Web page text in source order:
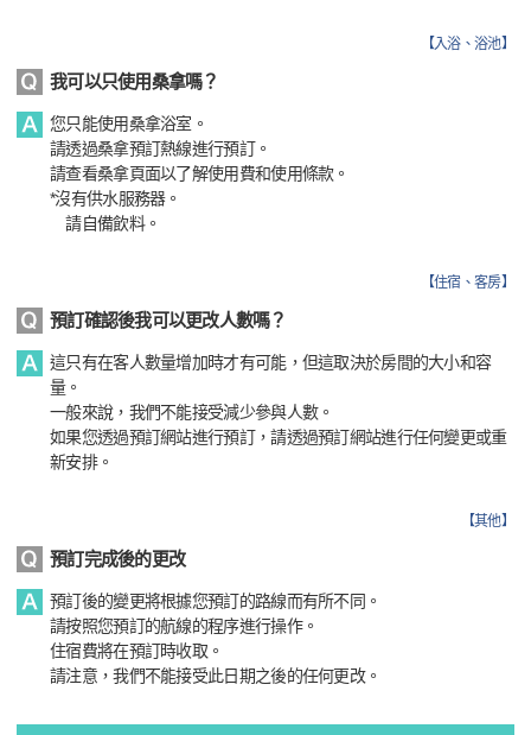
【入浴、浴池】
我可以只使用桑拿嗎？
您只能使用桑拿浴室。
請透過桑拿預訂熱線進行預訂。
請查看桑拿頁面以了解使用費和使用條款。
*沒有供水服務器。
請自備飲料。
【住宿、客房】
預訂確認後我可以更改人數嗎？
這只有在客人數量增加時才有可能，但這取決於房間的大小和容
量。
一般來說，我們不能接受減少參與人數。
如果您透過預訂網站進行預訂，請透過預訂網站進行任何變更或重
新安排。
【其他】
預訂完成後的更改
預訂後的變更將根據您預訂的路線而有所不同。
請按照您預訂的航線的程序進行操作。
住宿費將在預訂時收取。
請注意，我們不能接受此日期之後的任何更改。